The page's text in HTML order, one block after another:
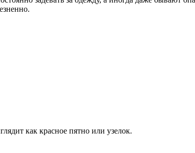
как красное пятно или узелок.